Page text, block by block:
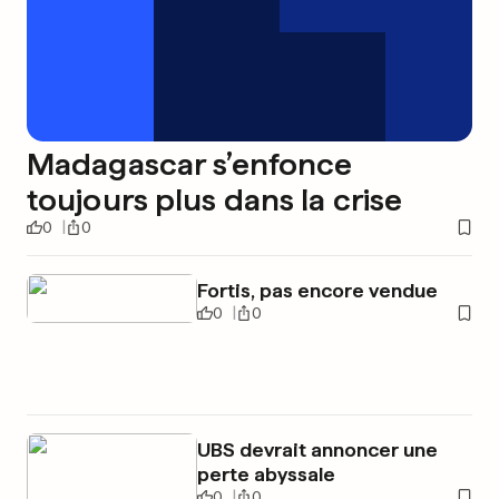
Madagascar s’enfonce
toujours plus dans la crise
0 0
Fortis, pas encore vendue
0 0
UBS devrait annoncer une
perte abyssale